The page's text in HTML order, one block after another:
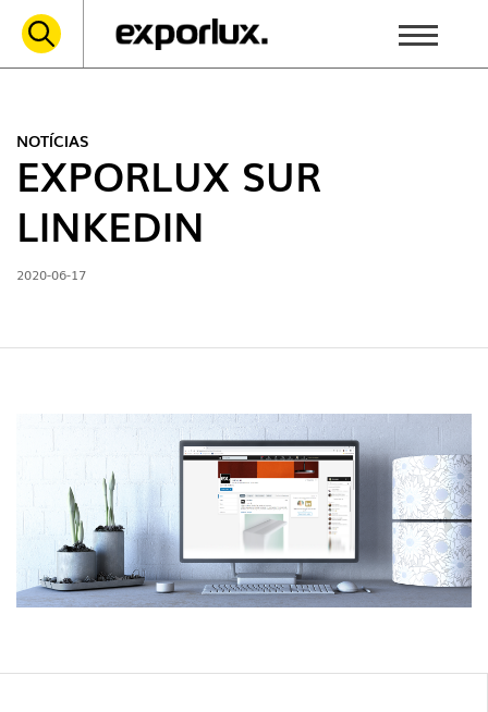
NOTÍCIAS
EXPORLUX SUR
LINKEDIN
2020-06-17